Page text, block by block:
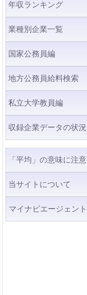
年収ランキング
業種別企業一覧
国家公務員編
地方公務員給料検索
私立大学教員編
収録企業データの状況
「平均」の意味に注意
当サイトについて
マイナビエージェント